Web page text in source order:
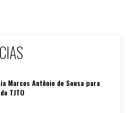
Marcos Antônio de Sousa para
TJTO